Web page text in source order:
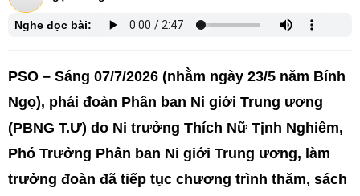
Nghe đọc bài:
PSO – Sáng 07/7/2026 (nhằm ngày 23/5 năm Bính
Ngọ), phái đoàn Phân ban Ni giới Trung ương
(PBNG T.Ư) do Ni trưởng Thích Nữ Tịnh Nghiêm,
Phó Trưởng Phân ban Ni giới Trung ương, làm
trưởng đoàn đã tiếp tục chương trình thăm, sách